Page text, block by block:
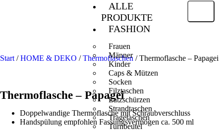
ALLE
PRODUKTE
FASHION
Frauen
Männer
Kinder
Caps & Mützen
Socken
Filztaschen
Latzschürzen
Strandtaschen
Tragetaschen
Turnbeutel
Start /HOME & DEKO /Thermoflaschen / Thermoflasche – Papagei
Thermoflasche – Papagei
Doppelwandige Thermoflasche mit Schraubverschluss
Handspülung empfohlen Fassungsvermögen ca. 500 ml